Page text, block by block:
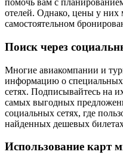
помочь вам с
отелей. Однако, цены у
самостоятельном
Поиск через
Многие авиакомпании и
информацию о
сетях. Подписывайтесь на
самых выгодных
социальных сетях, где
найденных дешевых
Использование карт